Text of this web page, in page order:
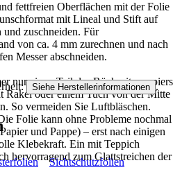
fettfreien Oberflächen mit der Folie
mit Lineal und Stift auf
zuschneiden. Für
von ca. 4 mm zurechnen und nach
Messer abschneiden.
nur einen Teil des Rückseitenpapiers
Rakel oder einem Tuch von der Mitte
So vermeiden Sie Luftbläschen.
Folie kann ohne Probleme nochmal
und Pappe) – erst nach einigen
Klebekraft. Ein mit Teppich
hervorragend zum Glattstreichen der
Siehe Herstellerinformationen .
Sichtschutzfolien